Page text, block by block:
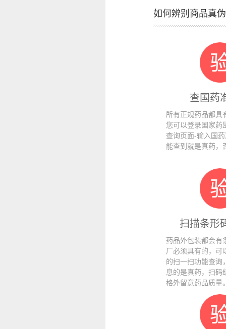
如何辨别商品真伪
查国药
所有正规药品都具
您可以登录国家药
查询页面-输入国
能查到就是真药，
扫描条形
药品外包装都会有
厂必须具有的，可
的扫一扫功能查询
息的是真药，扫码
格外留意药品质量